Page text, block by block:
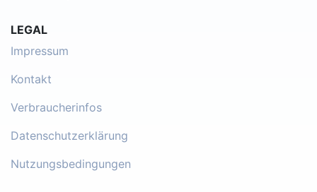
LEGAL
Impressum
Kontakt
Verbraucherinfos
Datenschutzerklärung
Nutzungsbedingungen